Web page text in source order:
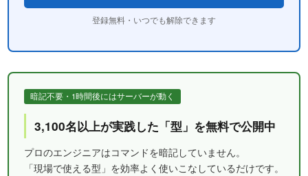
登録無料・いつでも解除できます
暗記不要・1時間後にはサーバーが動く
3,100名以上が実践した「型」を無料で公開中
プロのエンジニアはコマンドを暗記していません。
「現場で使える型」を効率よく使いこなしているだけです。